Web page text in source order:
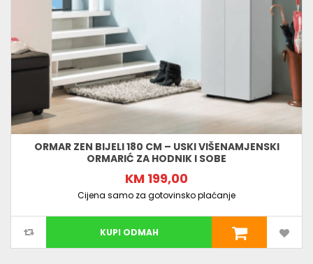
ORMAR ZEN BIJELI 180 CM – USKI VIŠENAMJENSKI
ORMARIĆ ZA HODNIK I SOBE
KM 199,00
Cijena samo za gotovinsko plaćanje
KUPI ODMAH